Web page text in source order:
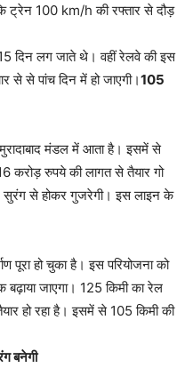
ट्रेन 100 km/h की रफ्तार से दौड़
15 दिन लग जाते थे। वहीं रेलवे की इस
से से पांच दिन में हो जाएगी।105
मंडल में आता है। इसमें से
करोड़ रुपये की लागत से तैयार गो
सुरंग से होकर गुजरेगी। इस लाइन के
पूरा हो चुका है। इस परियोजना को
जाएगा। 125 किमी का रेल
हो रहा है। इसमें से 105 किमी की
बनेगी